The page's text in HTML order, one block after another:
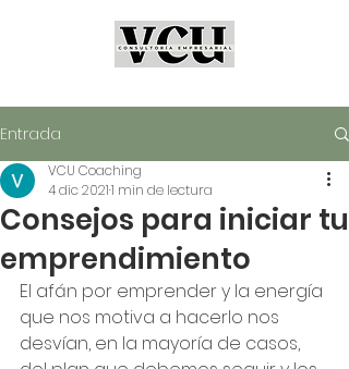
Entrada
Consejos para iniciar tu
emprendimiento
VCU Coaching
4 dic 20211 min de lectura
El afán por emprender y la energía
que nos motiva a hacerlo nos
desvían, en la mayoría de casos,